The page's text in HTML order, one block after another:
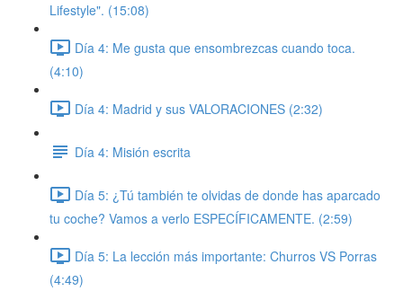
Lifestyle". (15:08)
Día 4: Me gusta que ensombrezcas cuando toca.
(4:10)
Día 4: Madrid y sus VALORACIONES (2:32)
Día 4: Misión escrita
Día 5: ¿Tú también te olvidas de donde has aparcado
tu coche? Vamos a verlo ESPECÍFICAMENTE. (2:59)
Día 5: La lección más importante: Churros VS Porras
(4:49)